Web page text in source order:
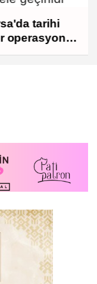
tarihi
operasyonu!
sikke ve 18